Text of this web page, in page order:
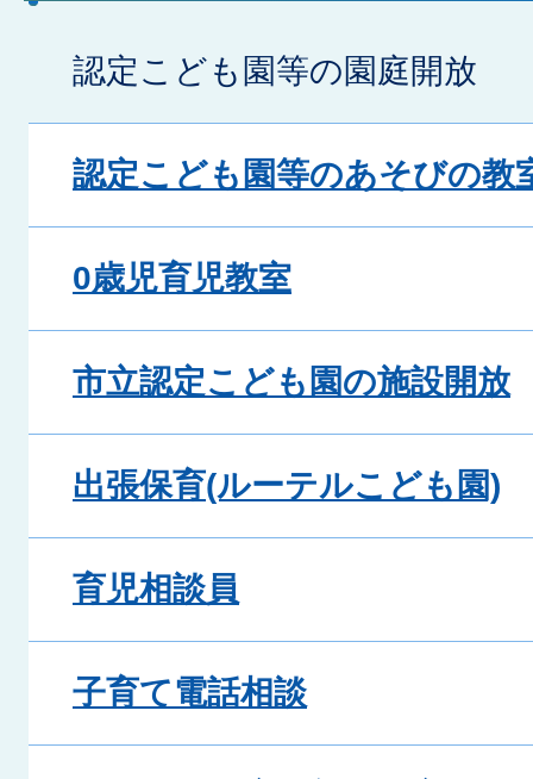
認定こども園等の園庭開放
認定こども園等のあそびの教
0歳児育児教室
市立認定こども園の施設開放
出張保育(ルーテルこども園)
育児相談員
子育て電話相談